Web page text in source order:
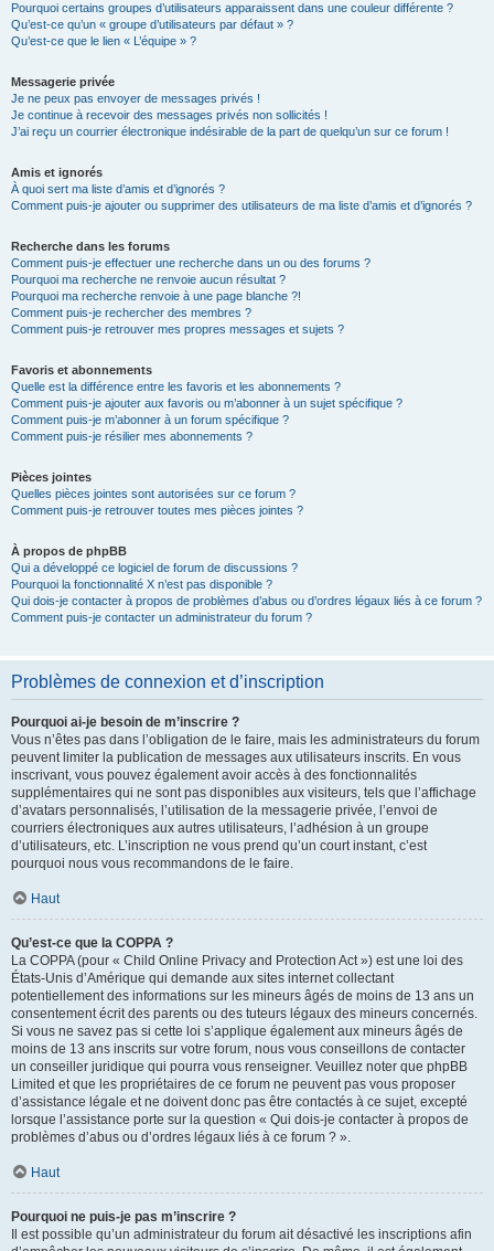
Pourquoi certains groupes d’utilisateurs apparaissent dans une couleur différente ?
Qu’est-ce qu’un « groupe d’utilisateurs par défaut » ?
Qu’est-ce que le lien « L’équipe » ?
Messagerie privée
Je ne peux pas envoyer de messages privés !
Je continue à recevoir des messages privés non sollicités !
J’ai reçu un courrier électronique indésirable de la part de quelqu’un sur ce forum !
Amis et ignorés
À quoi sert ma liste d’amis et d’ignorés ?
Comment puis-je ajouter ou supprimer des utilisateurs de ma liste d’amis et d’ignorés ?
Recherche dans les forums
Comment puis-je effectuer une recherche dans un ou des forums ?
Pourquoi ma recherche ne renvoie aucun résultat ?
Pourquoi ma recherche renvoie à une page blanche ?!
Comment puis-je rechercher des membres ?
Comment puis-je retrouver mes propres messages et sujets ?
Favoris et abonnements
Quelle est la différence entre les favoris et les abonnements ?
Comment puis-je ajouter aux favoris ou m’abonner à un sujet spécifique ?
Comment puis-je m’abonner à un forum spécifique ?
Comment puis-je résilier mes abonnements ?
Pièces jointes
Quelles pièces jointes sont autorisées sur ce forum ?
Comment puis-je retrouver toutes mes pièces jointes ?
À propos de phpBB
Qui a développé ce logiciel de forum de discussions ?
Pourquoi la fonctionnalité X n’est pas disponible ?
Qui dois-je contacter à propos de problèmes d’abus ou d’ordres légaux liés à ce forum ?
Comment puis-je contacter un administrateur du forum ?
Problèmes de connexion et d’inscription
Pourquoi ai-je besoin de m’inscrire ?
Vous n’êtes pas dans l’obligation de le faire, mais les administrateurs du forum
peuvent limiter la publication de messages aux utilisateurs inscrits. En vous
inscrivant, vous pouvez également avoir accès à des fonctionnalités
supplémentaires qui ne sont pas disponibles aux visiteurs, tels que l’affichage
d’avatars personnalisés, l’utilisation de la messagerie privée, l’envoi de
courriers électroniques aux autres utilisateurs, l’adhésion à un groupe
d’utilisateurs, etc. L’inscription ne vous prend qu’un court instant, c’est
pourquoi nous vous recommandons de le faire.
Haut
Qu’est-ce que la COPPA ?
La COPPA (pour « Child Online Privacy and Protection Act ») est une loi des
États-Unis d’Amérique qui demande aux sites internet collectant
potentiellement des informations sur les mineurs âgés de moins de 13 ans un
consentement écrit des parents ou des tuteurs légaux des mineurs concernés.
Si vous ne savez pas si cette loi s’applique également aux mineurs âgés de
moins de 13 ans inscrits sur votre forum, nous vous conseillons de contacter
un conseiller juridique qui pourra vous renseigner. Veuillez noter que phpBB
Limited et que les propriétaires de ce forum ne peuvent pas vous proposer
d’assistance légale et ne doivent donc pas être contactés à ce sujet, excepté
lorsque l’assistance porte sur la question « Qui dois-je contacter à propos de
problèmes d’abus ou d’ordres légaux liés à ce forum ? ».
Haut
Pourquoi ne puis-je pas m’inscrire ?
Il est possible qu’un administrateur du forum ait désactivé les inscriptions afin